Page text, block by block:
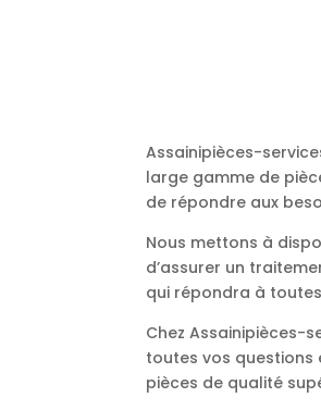
Assainipièces-
large gamme de
de répondre aux
Nous mettons à
d’assurer un
qui répondra à
Chez Assainipièces-
toutes vos questions
pièces de qualité